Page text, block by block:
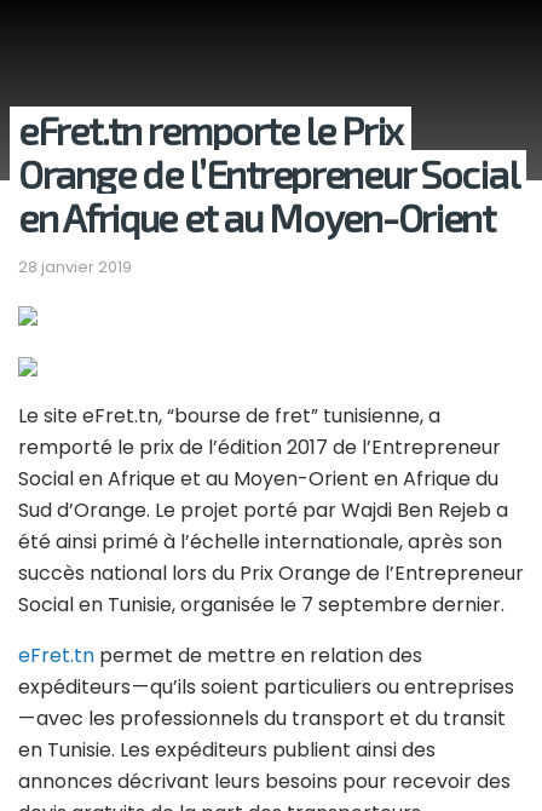
eFret.tn remporte le Prix
Orange de l’Entrepreneur Social
en Afrique et au Moyen-Orient
28 janvier 2019
Le site eFret.tn, “bourse de fret” tunisienne, a
remporté le prix de l’édition 2017 de l’Entrepreneur
Social en Afrique et au Moyen-Orient en Afrique du
Sud d’Orange. Le projet porté par Wajdi Ben Rejeb a
été ainsi primé à l’échelle internationale, après son
succès national lors du Prix Orange de l’Entrepreneur
Social en Tunisie, organisée le 7 septembre dernier.
eFret.tn permet de mettre en relation des
expéditeurs — qu’ils soient particuliers ou entreprises
— avec les professionnels du transport et du transit
en Tunisie. Les expéditeurs publient ainsi des
annonces décrivant leurs besoins pour recevoir des